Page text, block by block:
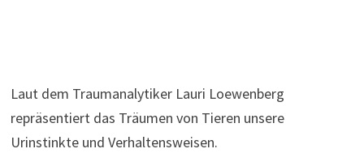
Laut dem Traumanalytiker Lauri Loewenberg
repräsentiert das Träumen von Tieren unsere
Urinstinkte und Verhaltensweisen.